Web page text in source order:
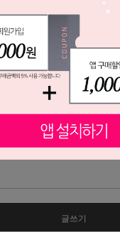
요
드려요
글쓰기